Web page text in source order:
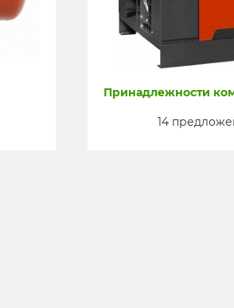
Принадлежности
14